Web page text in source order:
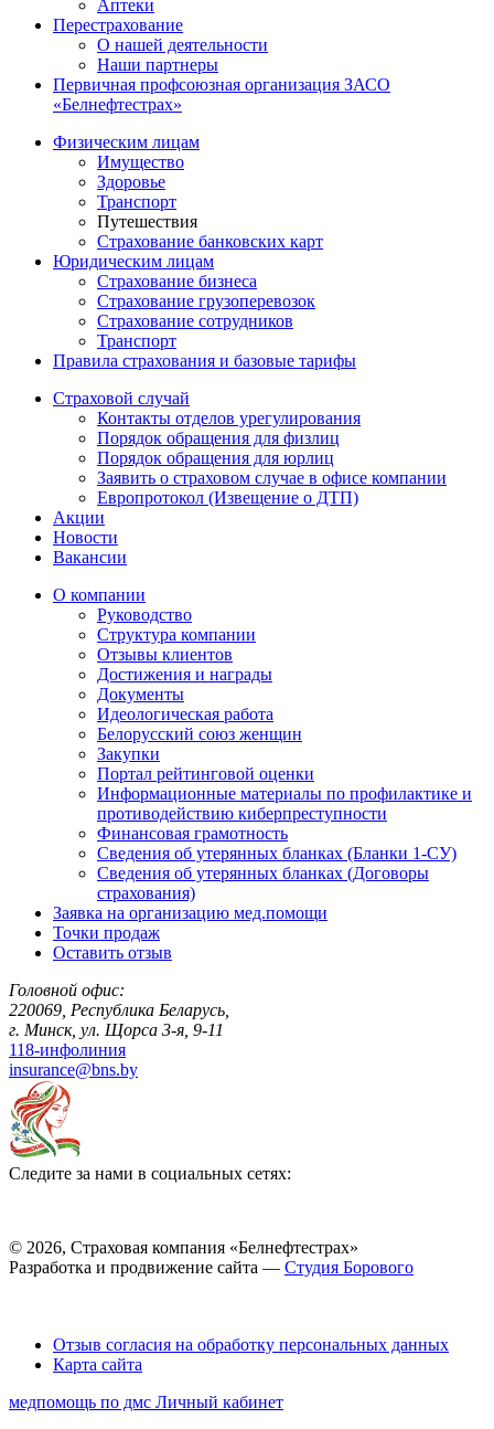
Аптеки
Перестрахование
О нашей деятельности
Наши партнеры
Первичная профсоюзная организация ЗАСО
«Белнефтестрах»
Физическим лицам
Имущество
Здоровье
Транспорт
Путешествия
Страхование банковских карт
Юридическим лицам
Страхование бизнеса
Страхование грузоперевозок
Страхование сотрудников
Транспорт
Правила страхования и базовые тарифы
Страховой случай
Контакты отделов урегулирования
Порядок обращения для физлиц
Порядок обращения для юрлиц
Заявить о страховом случае в офисе компании
Европротокол (Извещение о ДТП)
Акции
Новости
Вакансии
О компании
Руководство
Структура компании
Отзывы клиентов
Достижения и награды
Документы
Идеологическая работа
Белорусский союз женщин
Закупки
Портал рейтинговой оценки
Информационные материалы по профилактике и
противодействию киберпреступности
Финансовая грамотность
Сведения об утерянных бланках (Бланки 1-СУ)
Сведения об утерянных бланках (Договоры
страхования)
Заявка на организацию мед.помощи
Точки продаж
Оставить отзыв
Головной офис:
220069, Республика Беларусь,
г. Минск, ул. Щорса 3-я, 9-11
118-инфолиния
insurance@bns.by
Следите за нами в социальных сетях:
© 2026, Страховая компания «Белнефтестрах»
Разработка и продвижение сайта — Студия Борового
Отзыв согласия на обработку персональных данных
Карта сайта
медпомощь по дмс Личный кабинет